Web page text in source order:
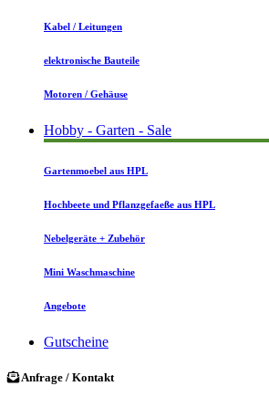
Kabel / Leitungen
elektronische Bauteile
Motoren / Gehäuse
Hobby - Garten - Sale
Gartenmoebel aus HPL
Hochbeete und Pflanzgefaeße aus HPL
Nebelgeräte + Zubehör
Mini Waschmaschine
Angebote
Gutscheine
Anfrage / Kontakt